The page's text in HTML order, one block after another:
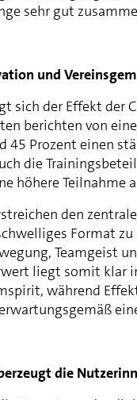
sehr gut
und
sich der Effekt der
berichten von
45 Prozent einen
die
höhere Teilnahme
den
Format
Teamgeist
liegt somit klar
während
die